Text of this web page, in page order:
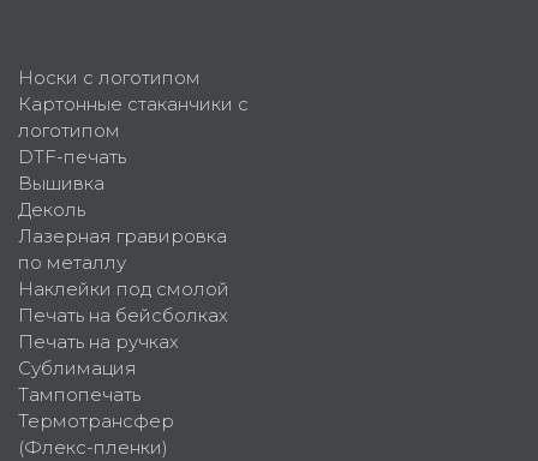
Носки с логотипом
Картонные стаканчики с
логотипом
DTF-печать
Вышивка
Деколь
Лазерная гравировка
по металлу
Наклейки под смолой
Печать на бейсболках
Печать на ручках
Сублимация
Тампопечать
Термотрансфер
(Флекс-пленки)